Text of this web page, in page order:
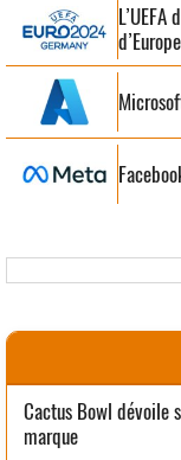
Cactus Bowl dévoile
marque